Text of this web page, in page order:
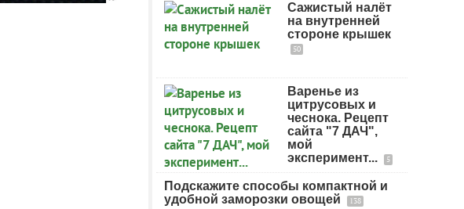
Сажистый налёт
на внутренней
стороне крышек
50
Варенье из
цитрусовых и
чеснока. Рецепт
сайта "7 ДАЧ",
мой
эксперимент...
5
Подскажите способы компактной и
удобной заморозки овощей
138